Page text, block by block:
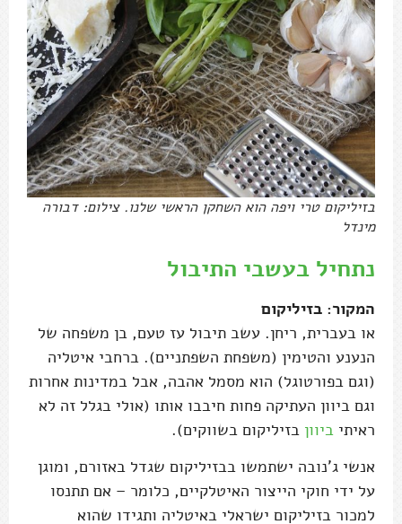
בזיליקום טרי ויפה הוא השחקן הראשי שלנו. צילום: דבורה
מינדל
נתחיל בעשבי התיבול
המקור: בזיליקום
או בעברית, ריחן. עשב תיבול עז טעם, בן משפחה של
הנענע והטימין (משפחת השפתניים). ברחבי איטליה
(וגם בפורטוגל) הוא מסמל אהבה, אבל במדינות אחרות
וגם ביוון העתיקה פחות חיבבו אותו (אולי בגלל זה לא
ראיתי ביוון בזיליקום בשווקים).
אנשי ג'נובה ישתמשו בבזיליקום שגדל באזורם, ומוגן
על ידי חוקי הייצור האיטלקיים, כלומר – אם תתנסו
למכור בזיליקום ישראלי באיטליה ותגידו שהוא